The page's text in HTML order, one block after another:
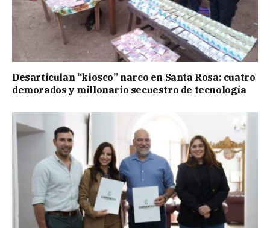
Desarticulan “kiosco” narco en Santa Rosa: cuatro
demorados y millonario secuestro de tecnología